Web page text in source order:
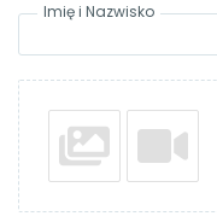
Imię i Nazwisko